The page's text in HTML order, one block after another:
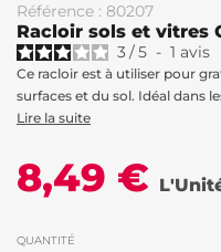
Référence : 80207
Racloir sols et vitres
3/5 - 1 avis
Ce racloir est à utiliser pour
surfaces et du sol. Idéal dans
Lire la suite
8,49 €
QUANTITÉ